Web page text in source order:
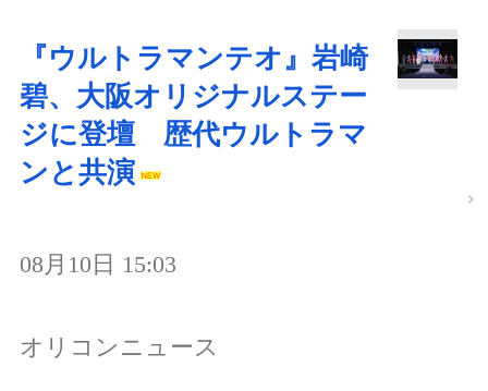
『ウルトラマンテオ』岩崎
碧、大阪オリジナルステー
ジに登壇 歴代ウルトラマ
ンと共演
08月10日 15:03
オリコンニュース